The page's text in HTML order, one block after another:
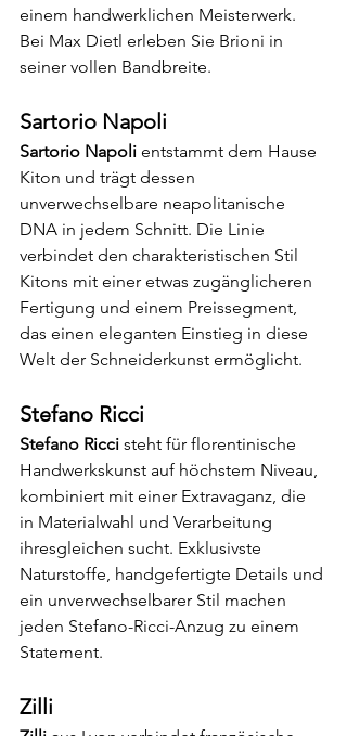
einem handwerklichen Meisterwerk.
Bei Max Dietl erleben Sie Brioni in
seiner vollen Bandbreite.
Sartorio Napoli
Sartorio Napoli entstammt dem Hause
Kiton und trägt dessen
unverwechselbare neapolitanische
DNA in jedem Schnitt. Die Linie
verbindet den charakteristischen Stil
Kitons mit einer etwas zugänglicheren
Fertigung und einem Preissegment,
das einen eleganten Einstieg in diese
Welt der Schneiderkunst ermöglicht.
Stefano Ricci
Stefano Ricci steht für florentinische
Handwerkskunst auf höchstem Niveau,
kombiniert mit einer Extravaganz, die
in Materialwahl und Verarbeitung
ihresgleichen sucht. Exklusivste
Naturstoffe, handgefertigte Details und
ein unverwechselbarer Stil machen
jeden Stefano-Ricci-Anzug zu einem
Statement.
Zilli